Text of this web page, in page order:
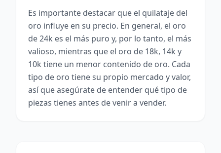
Es importante destacar que el quilataje del
oro influye en su precio. En general, el oro
de 24k es el más puro y, por lo tanto, el más
valioso, mientras que el oro de 18k, 14k y
10k tiene un menor contenido de oro. Cada
tipo de oro tiene su propio mercado y valor,
así que asegúrate de entender qué tipo de
piezas tienes antes de venir a vender.